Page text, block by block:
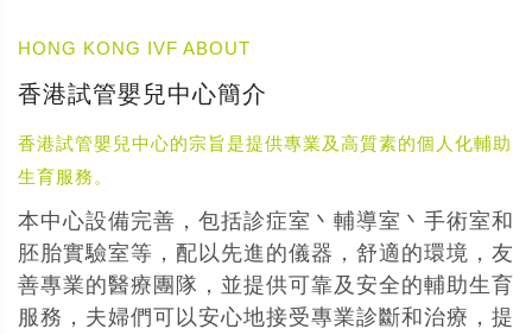
HONG KONG IVF ABOUT
香港試管嬰兒中心簡介
香港試管嬰兒中心的宗旨是提供專業及高質素的個人化輔助
生育服務。
本中心設備完善，包括診症室丶輔導室丶手術室和
胚胎實驗室等，配以先進的儀器，舒適的環境，友
善專業的醫療團隊，並提供可靠及安全的輔助生育
服務，夫婦們可以安心地接受專業診斷和治療，提